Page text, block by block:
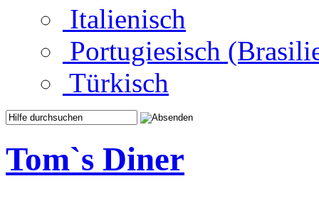
Italienisch
Portugiesisch
Türkisch
Tom`s Diner